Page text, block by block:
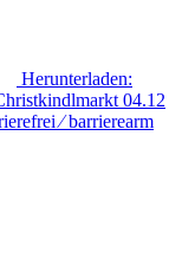
Herunterladen:
04.12
⁄ barrierearm